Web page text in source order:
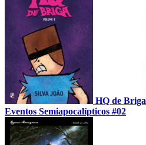
HQ de Briga
Eventos Semiapocalípticos #02